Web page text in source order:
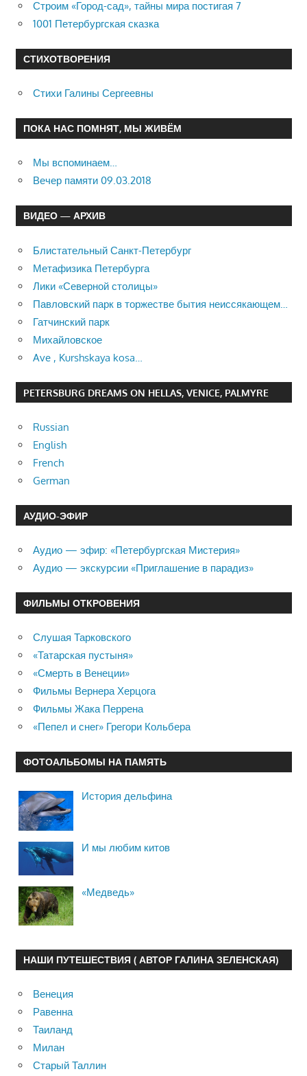
Строим «Город-сад», тайны мира постигая 7
1001 Петербургская сказка
СТИХОТВОРЕНИЯ
Стихи Галины Сергеевны
ПОКА НАС ПОМНЯТ, МЫ ЖИВЁМ
Мы вспоминаем…
Вечер памяти 09.03.2018
ВИДЕО — АРХИВ
Блистательный Санкт-Петербург
Метафизика Петербурга
Лики «Северной столицы»
Павловский парк в торжестве бытия неиссякающем…
Гатчинский парк
Михайловское
Ave , Kurshskaya kosa…
PETERSBURG DREAMS ON HELLAS, VENICE, PALMYRE
Russian
English
French
German
АУДИО-ЭФИР
Аудио — эфир: «Петербургская Мистерия»
Аудио — экскурсии «Приглашение в парадиз»
ФИЛЬМЫ ОТКРОВЕНИЯ
Слушая Тарковского
«Татарская пустыня»
«Смерть в Венеции»
Фильмы Вернера Херцога
Фильмы Жака Перрена
«Пепел и снег» Грегори Кольбера
ФОТОАЛЬБОМЫ НА ПАМЯТЬ
История дельфина
И мы любим китов
«Медведь»
НАШИ ПУТЕШЕСТВИЯ ( АВТОР ГАЛИНА ЗЕЛЕНСКАЯ)
Венеция
Равенна
Таиланд
Милан
Старый Таллин